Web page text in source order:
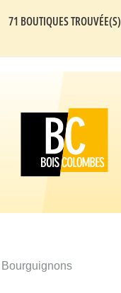
71 BOUTIQUES TROUVÉE(S)